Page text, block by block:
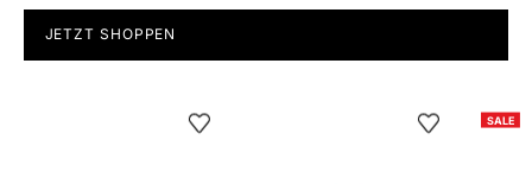
JETZT SHOPPEN
SALE